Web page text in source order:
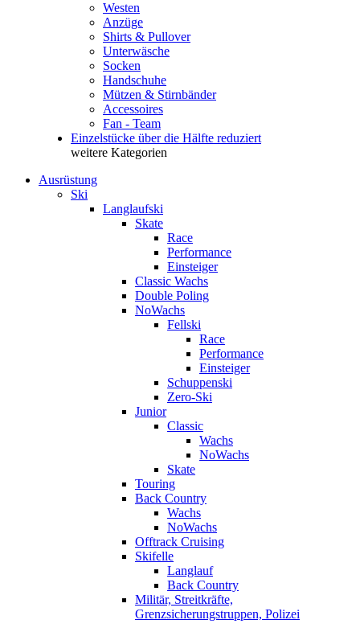
Westen
Anzüge
Shirts & Pullover
Unterwäsche
Socken
Handschuhe
Mützen & Stirnbänder
Accessoires
Fan - Team
Einzelstücke über die Hälfte reduziert
weitere Kategorien
Ausrüstung
Ski
Langlaufski
Skate
Race
Performance
Einsteiger
Classic Wachs
Double Poling
NoWachs
Fellski
Race
Performance
Einsteiger
Schuppenski
Zero-Ski
Junior
Classic
Wachs
NoWachs
Skate
Touring
Back Country
Wachs
NoWachs
Offtrack Cruising
Skifelle
Langlauf
Back Country
Militär, Streitkräfte,
Grenzsicherungstruppen, Polizei